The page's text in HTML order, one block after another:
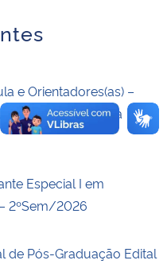
e Orientadores(as) –
2025 – 2ª janela
Especial I em
2ºSem/2026
de Pós-Graduação Edital